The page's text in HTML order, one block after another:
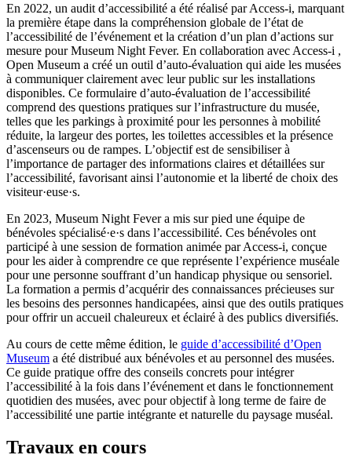
En 2022, un audit d’accessibilité a été réalisé par Access-i, marquant
la première étape dans la compréhension globale de l’état de
l’accessibilité de l’événement et la création d’un plan d’actions sur
mesure pour Museum Night Fever. En collaboration avec Access-i ,
Open Museum a créé un outil d’auto-évaluation qui aide les musées
à communiquer clairement avec leur public sur les installations
disponibles. Ce formulaire d’auto-évaluation de l’accessibilité
comprend des questions pratiques sur l’infrastructure du musée,
telles que les parkings à proximité pour les personnes à mobilité
réduite, la largeur des portes, les toilettes accessibles et la présence
d’ascenseurs ou de rampes. L’objectif est de sensibiliser à
l’importance de partager des informations claires et détaillées sur
l’accessibilité, favorisant ainsi l’autonomie et la liberté de choix des
visiteur·euse·s.
En 2023, Museum Night Fever a mis sur pied une équipe de
bénévoles spécialisé·e·s dans l’accessibilité. Ces bénévoles ont
participé à une session de formation animée par Access-i, conçue
pour les aider à comprendre ce que représente l’expérience muséale
pour une personne souffrant d’un handicap physique ou sensoriel.
La formation a permis d’acquérir des connaissances précieuses sur
les besoins des personnes handicapées, ainsi que des outils pratiques
pour offrir un accueil chaleureux et éclairé à des publics diversifiés.
Au cours de cette même édition, le guide d’accessibilité d’Open
Museum a été distribué aux bénévoles et au personnel des musées.
Ce guide pratique offre des conseils concrets pour intégrer
l’accessibilité à la fois dans l’événement et dans le fonctionnement
quotidien des musées, avec pour objectif à long terme de faire de
l’accessibilité une partie intégrante et naturelle du paysage muséal.
Travaux en cours